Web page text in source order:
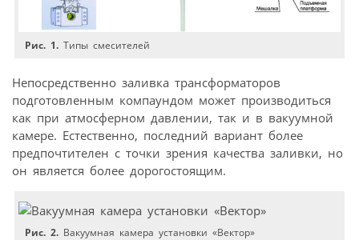
Рис. 1. Типы смесителей
Непосредственно заливка трансформаторов
подготовленным компаундом может производиться
как при атмосферном давлении, так и в вакуумной
камере. Естественно, последний вариант более
предпочтителен с точки зрения качества заливки, но
он является более дорогостоящим.
Рис. 2. Вакуумная камера установки «Вектор»